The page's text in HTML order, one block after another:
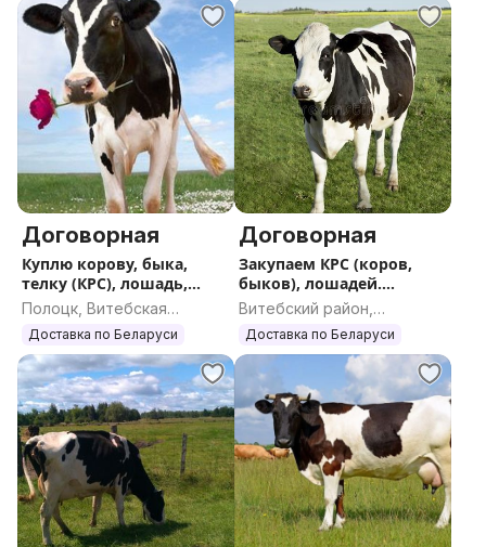
Договорная
Куплю корову, быка,
телку (КРС), лошадь,
жеребенка
Полоцк, Витебская
область
Доставка по Беларуси
Договорная
Закупаем КРС (коров,
быков), лошадей.
ДОРОГО
Витебский район,
Витебская область
Доставка по Беларуси